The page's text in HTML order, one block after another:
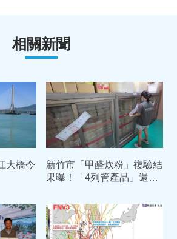
相關新聞
大橋今
新竹市「甲醛炊粉」複驗結
果曝！「4列管產品」還是